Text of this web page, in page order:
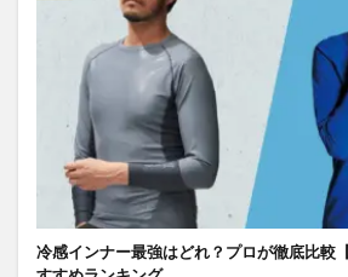
冷感インナー最強はどれ？プロが徹底比較